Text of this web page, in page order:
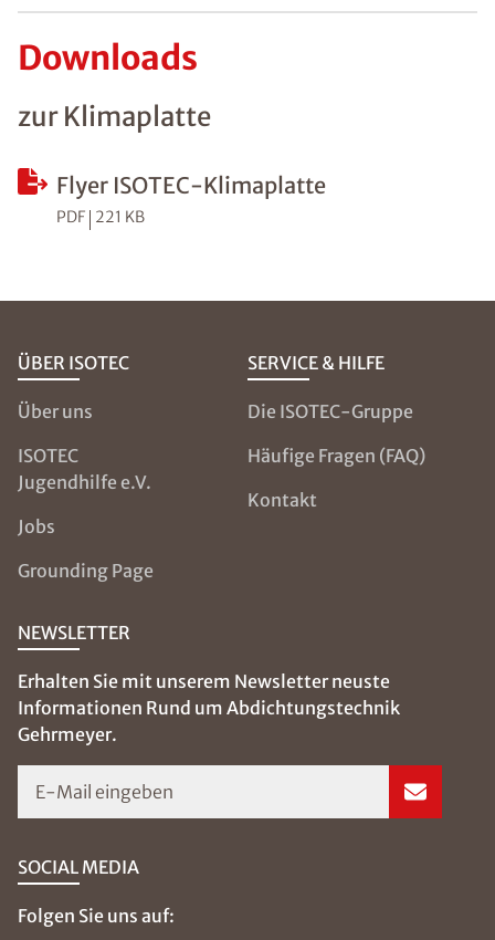
Downloads
zur Klimaplatte
Flyer ISOTEC-Klimaplatte
PDF 221 KB
ÜBER ISOTEC
Über uns
ISOTEC
Jugendhilfe e.V.
Jobs
Grounding Page
SERVICE & HILFE
Die ISOTEC-Gruppe
Häufige Fragen (FAQ)
Kontakt
NEWSLETTER
Erhalten Sie mit unserem Newsletter neuste
Informationen Rund um Abdichtungstechnik
Gehrmeyer.
E-Mail eingeben
SOCIAL MEDIA
Folgen Sie uns auf: